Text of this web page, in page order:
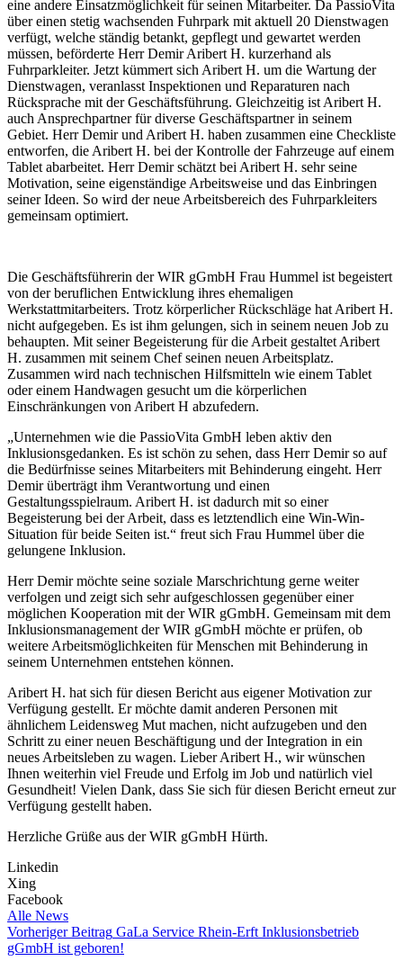
eine andere Einsatzmöglichkeit für seinen Mitarbeiter. Da PassioVita
über einen stetig wachsenden Fuhrpark mit aktuell 20 Dienstwagen
verfügt, welche ständig betankt, gepflegt und gewartet werden
müssen, beförderte Herr Demir Aribert H. kurzerhand als
Fuhrparkleiter. Jetzt kümmert sich Aribert H. um die Wartung der
Dienstwagen, veranlasst Inspektionen und Reparaturen nach
Rücksprache mit der Geschäftsführung. Gleichzeitig ist Aribert H.
auch Ansprechpartner für diverse Geschäftspartner in seinem
Gebiet. Herr Demir und Aribert H. haben zusammen eine Checkliste
entworfen, die Aribert H. bei der Kontrolle der Fahrzeuge auf einem
Tablet abarbeitet. Herr Demir schätzt bei Aribert H. sehr seine
Motivation, seine eigenständige Arbeitsweise und das Einbringen
seiner Ideen. So wird der neue Arbeitsbereich des Fuhrparkleiters
gemeinsam optimiert.
Die Geschäftsführerin der WIR gGmbH Frau Hummel ist begeistert
von der beruflichen Entwicklung ihres ehemaligen
Werkstattmitarbeiters. Trotz körperlicher Rückschläge hat Aribert H.
nicht aufgegeben. Es ist ihm gelungen, sich in seinem neuen Job zu
behaupten. Mit seiner Begeisterung für die Arbeit gestaltet Aribert
H. zusammen mit seinem Chef seinen neuen Arbeitsplatz.
Zusammen wird nach technischen Hilfsmitteln wie einem Tablet
oder einem Handwagen gesucht um die körperlichen
Einschränkungen von Aribert H abzufedern.
„Unternehmen wie die PassioVita GmbH leben aktiv den
Inklusionsgedanken. Es ist schön zu sehen, dass Herr Demir so auf
die Bedürfnisse seines Mitarbeiters mit Behinderung eingeht. Herr
Demir überträgt ihm Verantwortung und einen
Gestaltungsspielraum. Aribert H. ist dadurch mit so einer
Begeisterung bei der Arbeit, dass es letztendlich eine Win-Win-
Situation für beide Seiten ist.“ freut sich Frau Hummel über die
gelungene Inklusion.
Herr Demir möchte seine soziale Marschrichtung gerne weiter
verfolgen und zeigt sich sehr aufgeschlossen gegenüber einer
möglichen Kooperation mit der WIR gGmbH. Gemeinsam mit dem
Inklusionsmanagement der WIR gGmbH möchte er prüfen, ob
weitere Arbeitsmöglichkeiten für Menschen mit Behinderung in
seinem Unternehmen entstehen können.
Aribert H. hat sich für diesen Bericht aus eigener Motivation zur
Verfügung gestellt. Er möchte damit anderen Personen mit
ähnlichem Leidensweg Mut machen, nicht aufzugeben und den
Schritt zu einer neuen Beschäftigung und der Integration in ein
neues Arbeitsleben zu wagen. Lieber Aribert H., wir wünschen
Ihnen weiterhin viel Freude und Erfolg im Job und natürlich viel
Gesundheit! Vielen Dank, dass Sie sich für diesen Bericht erneut zur
Verfügung gestellt haben.
Herzliche Grüße aus der WIR gGmbH Hürth.
Linkedin
Xing
Facebook
Alle News
Vorheriger Beitrag GaLa Service Rhein-Erft Inklusionsbetrieb
gGmbH ist geboren!